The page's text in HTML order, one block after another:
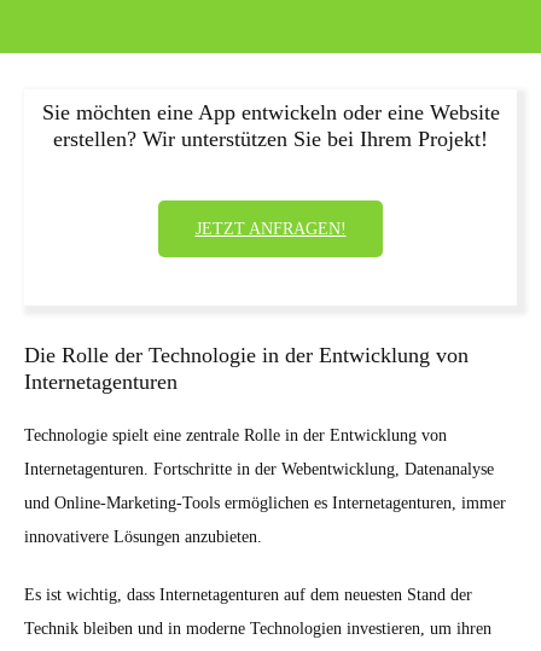
Sie möchten eine App entwickeln oder eine Website
erstellen? Wir unterstützen Sie bei Ihrem Projekt!
JETZT ANFRAGEN!
Die Rolle der Technologie in der Entwicklung von
Internetagenturen
Technologie spielt eine zentrale Rolle in der Entwicklung von
Internetagenturen. Fortschritte in der Webentwicklung, Datenanalyse
und Online-Marketing-Tools ermöglichen es Internetagenturen, immer
innovativere Lösungen anzubieten.
Es ist wichtig, dass Internetagenturen auf dem neuesten Stand der
Technik bleiben und in moderne Technologien investieren, um ihren